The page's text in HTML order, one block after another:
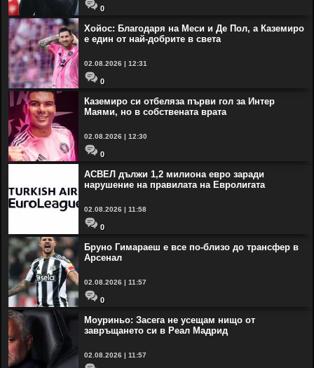
0
Хойос: Благодаря на Меси и Де Пол, а Каземиро
е един от най-добрите в света
02.08.2026 | 12:31
0
Каземиро си отбеляза първи гол за Интер
Маями, но в собствената врата
02.08.2026 | 12:30
0
АСВЕЛ дължи 1,2 милиона евро заради
нарушение на правилата на Евролигата
02.08.2026 | 11:58
0
Бруно Гимараеш е все по-близо до трансфер в
Арсенал
02.08.2026 | 11:57
0
Моуриньо: Засега не усещам нищо от
завръщането си в Реал Мадрид
02.08.2026 | 11:57